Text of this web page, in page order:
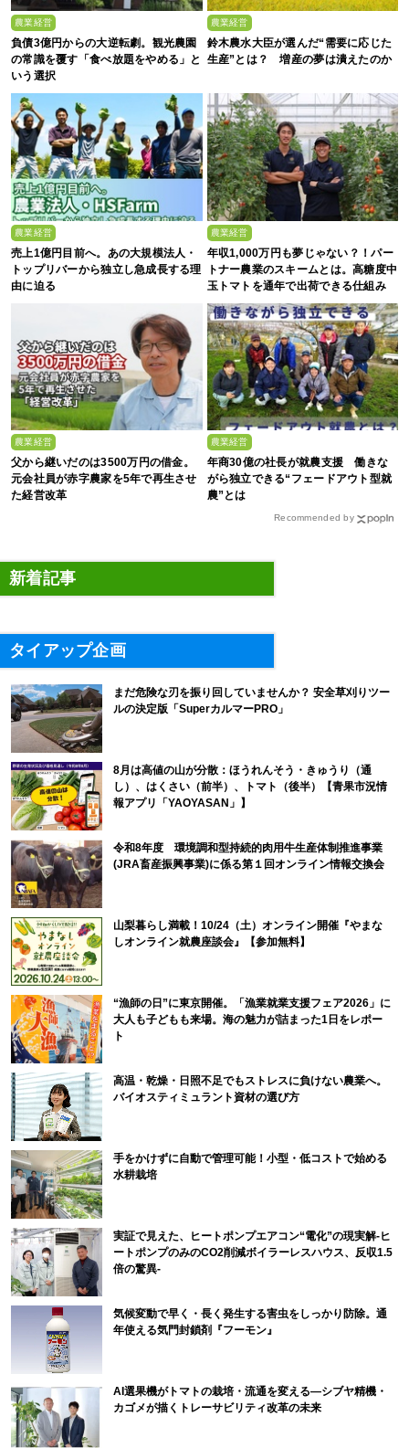
農業経営
負債3億円からの大逆転劇。観光農園
の常識を覆す「食べ放題をやめる」と
いう選択
農業経営
鈴木農水大臣が選んだ“需要に応じた
生産”とは？ 増産の夢は潰えたのか
農業経営
売上1億円目前へ。あの大規模法人・
トップリバーから独立し急成長する理
由に迫る
農業経営
年収1,000万円も夢じゃない？！パー
トナー農業のスキームとは。高糖度中
玉トマトを通年で出荷できる仕組み
農業経営
父から継いだのは3500万円の借金。
元会社員が赤字農家を5年で再生させ
た経営改革
農業経営
年商30億の社長が就農支援 働きな
がら独立できる“フェードアウト型就
農”とは
Recommended by
新着記事
タイアップ企画
まだ危険な刃を振り回していませんか？ 安全草刈りツー
ルの決定版「SuperカルマーPRO」
8月は高値の山が分散：ほうれんそう・きゅうり（通
し）、はくさい（前半）、トマト（後半）【青果市況情
報アプリ「YAOYASAN」】
令和8年度 環境調和型持続的肉用牛生産体制推進事業
(JRA畜産振興事業)に係る第１回オンライン情報交換会
山梨暮らし満載！10/24（土）オンライン開催『やまな
しオンライン就農座談会』【参加無料】
“漁師の日”に東京開催。「漁業就業支援フェア2026」に
大人も子どもも来場。海の魅力が詰まった1日をレポー
ト
高温・乾燥・日照不足でもストレスに負けない農業へ。
バイオスティミュラント資材の選び方
手をかけずに自動で管理可能！小型・低コストで始める
水耕栽培
実証で見えた、ヒートポンプエアコン“電化”の現実解-ヒ
ートポンプのみのCO2削減ボイラーレスハウス、反収1.5
倍の驚異-
気候変動で早く・長く発生する害虫をしっかり防除。通
年使える気門封鎖剤『フーモン』
AI選果機がトマトの栽培・流通を変える―シブヤ精機・
カゴメが描くトレーサビリティ改革の未来